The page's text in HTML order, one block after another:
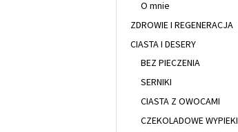
O mnie
ZDROWIE I REGENERACJA
CIASTA I DESERY
BEZ PIECZENIA
SERNIKI
CIASTA Z OWOCAMI
CZEKOLADOWE WYPIEKI